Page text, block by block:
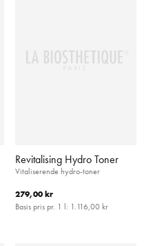
Revitalising Hydro Toner
Vitaliserende hydro-toner
279,00 kr
Basis pris pr. 1 l: 1.116,00 kr